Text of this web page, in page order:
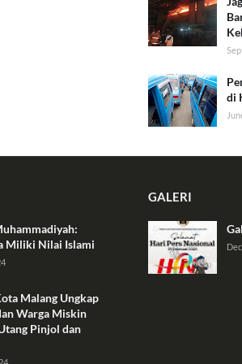
di
Miliki Nilai Islami
Malang Ungkap
Warga Miskin
Pinjol dan
GALERI